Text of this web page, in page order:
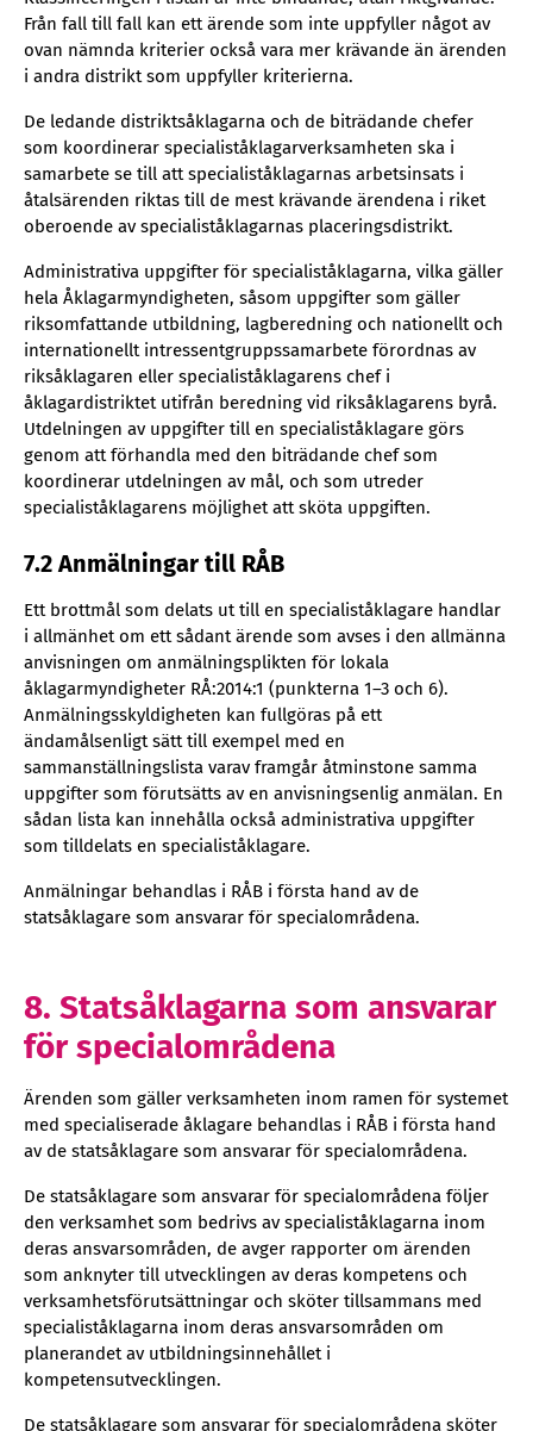
Från fall till fall kan ett ärende som inte uppfyller något av
ovan nämnda kriterier också vara mer krävande än ärenden
i andra distrikt som uppfyller kriterierna.
De ledande distriktsåklagarna och de biträdande chefer
som koordinerar specialiståklagarverksamheten ska i
samarbete se till att specialiståklagarnas arbetsinsats i
åtalsärenden riktas till de mest krävande ärendena i riket
oberoende av specialiståklagarnas placeringsdistrikt.
Administrativa uppgifter för specialiståklagarna, vilka gäller
hela Åklagarmyndigheten, såsom uppgifter som gäller
riksomfattande utbildning, lagberedning och nationellt och
internationellt intressentgruppssamarbete förordnas av
riksåklagaren eller specialiståklagarens chef i
åklagardistriktet utifrån beredning vid riksåklagarens byrå.
Utdelningen av uppgifter till en specialiståklagare görs
genom att förhandla med den biträdande chef som
koordinerar utdelningen av mål, och som utreder
specialiståklagarens möjlighet att sköta uppgiften.
7.2 Anmälningar till RÅB
Ett brottmål som delats ut till en specialiståklagare handlar
i allmänhet om ett sådant ärende som avses i den allmänna
anvisningen om anmälningsplikten för lokala
åklagarmyndigheter RÅ:2014:1 (punkterna 1–3 och 6).
Anmälningsskyldigheten kan fullgöras på ett
ändamålsenligt sätt till exempel med en
sammanställningslista varav framgår åtminstone samma
uppgifter som förutsätts av en anvisningsenlig anmälan. En
sådan lista kan innehålla också administrativa uppgifter
som tilldelats en specialiståklagare.
Anmälningar behandlas i RÅB i första hand av de
statsåklagare som ansvarar för specialområdena.
8. Statsåklagarna som ansvarar
för specialområdena
Ärenden som gäller verksamheten inom ramen för systemet
med specialiserade åklagare behandlas i RÅB i första hand
av de statsåklagare som ansvarar för specialområdena.
De statsåklagare som ansvarar för specialområdena följer
den verksamhet som bedrivs av specialiståklagarna inom
deras ansvarsområden, de avger rapporter om ärenden
som anknyter till utvecklingen av deras kompetens och
verksamhetsförutsättningar och sköter tillsammans med
specialiståklagarna inom deras ansvarsområden om
planerandet av utbildningsinnehållet i
kompetensutvecklingen.
De statsåklagare som ansvarar för specialområdena sköter